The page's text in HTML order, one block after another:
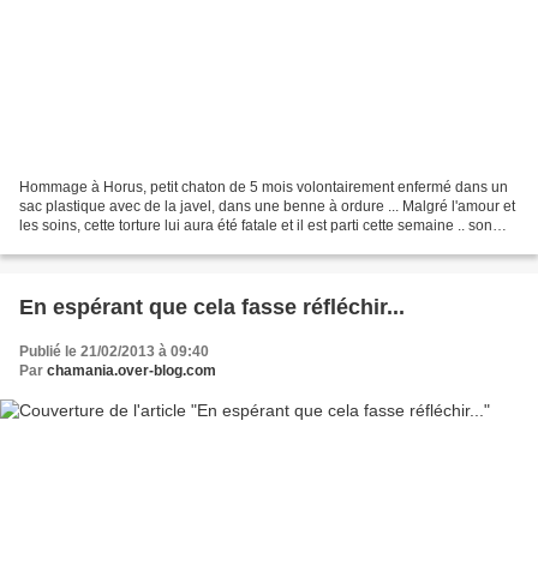
Hommage à Horus, petit chaton de 5 mois volontairement enfermé dans un
sac plastique avec de la javel, dans une benne à ordure ... Malgré l'amour et
les soins, cette torture lui aura été fatale et il est parti cette semaine .. son
En espérant que cela fasse réfléchir...
Publié le 21/02/2013 à 09:40
Par chamania.over-blog.com